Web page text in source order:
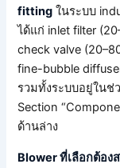
fitting ในระบบ
ได้แก่ inlet filter
check valve
fine-bubble
รวมทั้งระบบอยู่ในช่
Section
ด้านล่าง
Blower ที่เลือกต้อ